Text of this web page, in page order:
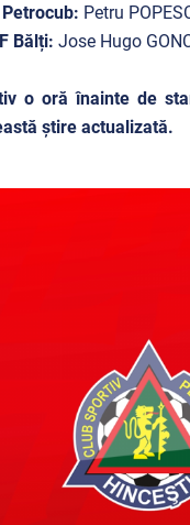
Petru
Bălți: Jose Hugo
o oră înainte de
știre actualizată.